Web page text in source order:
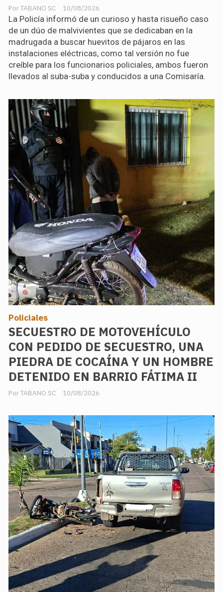
TABANO SC 10/08/2026
La Policía informó de un curioso y hasta risueño caso
de un dúo de malvivientes que se dedicaban en la
madrugada a buscar huevitos de pájaros en las
instalaciones eléctricas, como tal versión no fue
creíble para los funcionarios policiales, ambos fueron
llevados al suba-suba y conducidos a una Comisaría.
SECUESTRO DE MOTOVEHÍCULO
CON PEDIDO DE SECUESTRO, UNA
PIEDRA DE COCAÍNA Y UN HOMBRE
DETENIDO EN BARRIO FÁTIMA II
TABANO SC
Policiales
10/08/2026